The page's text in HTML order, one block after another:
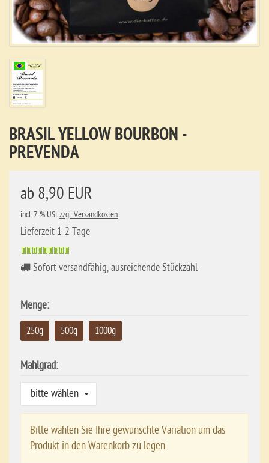
BRASIL YELLOW BOURBON -
PREVENDA
ab 8,90 EUR
incl. 7 % UStzzgl. Versandkosten
Lieferzeit 1-2 Tage
Sofort versandfähig, ausreichende Stückzahl
Menge:
250g 500g 1000g
Mahlgrad:
bitte wählen
Bitte wählen Sie Ihre gewünschte Variation um das
Produkt in den Warenkorb zu legen.